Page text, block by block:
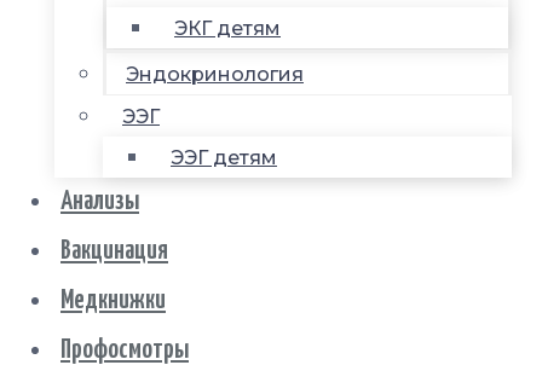
ЭКГ детям
Эндокринология
ЭЭГ
ЭЭГ детям
Анализы
Вакцинация
Медкнижки
Профосмотры